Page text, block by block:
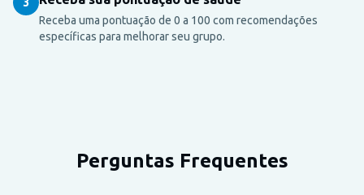
Receba uma pontuação de 0 a 100 com recomendações
específicas para melhorar seu grupo.
Perguntas Frequentes